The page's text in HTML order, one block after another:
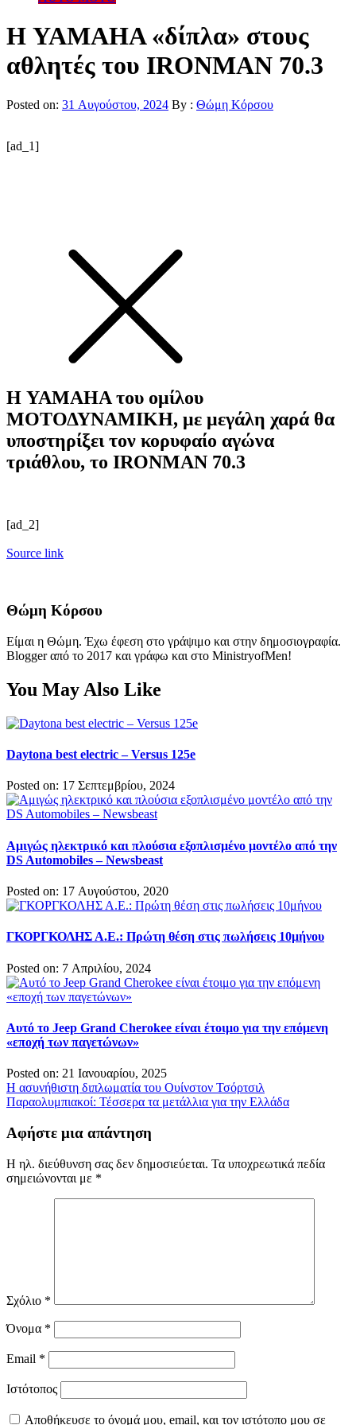
Η YAMAHA «δίπλα» στους
αθλητές του IRONMAN 70.3
Posted on: 31 Αυγούστου, 2024 By : Θώμη Κόρσου
[ad_1]
Η YAMAHA του ομίλου
ΜΟΤΟΔΥΝΑΜΙΚΗ, με μεγάλη χαρά θα
υποστηρίξει τον κορυφαίο αγώνα
τριάθλου, το IRONMAN 70.3
[ad_2]
Source link
Θώμη Κόρσου
Είμαι η Θώμη. Έχω έφεση στο γράψιμο και στην δημοσιογραφία.
Blogger από το 2017 και γράφω και στο MinistryofMen!
You May Also Like
Daytona best electric – Versus 125e
Posted on: 17 Σεπτεμβρίου, 2024
Αμιγώς ηλεκτρικό και πλούσια εξοπλισμένο μοντέλο από την
DS Automobiles – Newsbeast
Posted on: 17 Αυγούστου, 2020
ΓΚΟΡΓΚΟΛΗΣ Α.Ε.: Πρώτη θέση στις πωλήσεις 10μήνου
Posted on: 7 Απριλίου, 2024
Αυτό το Jeep Grand Cherokee είναι έτοιμο για την επόμενη
«εποχή των παγετώνων»
Posted on: 21 Ιανουαρίου, 2025
Πλοήγηση
άρθρων
Η ασυνήθιστη διπλωματία του Ουίνστον Τσόρτσιλ
Παραολυμπιακοί: Τέσσερα τα μετάλλια για την Ελλάδα
Αφήστε μια απάντηση
Η ηλ. διεύθυνση σας δεν δημοσιεύεται. Τα υποχρεωτικά πεδία
σημειώνονται με *
Σχόλιο *
Όνομα *
Email *
Ιστότοπος
Αποθήκευσε το όνομά μου, email, και τον ιστότοπο μου σε